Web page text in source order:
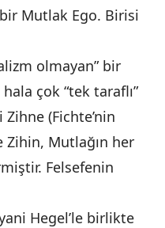
Mutlak Ego. Birisi
olmayan” bir
çok “tek taraflı”
(Fichte’nin
Zihin, Mutlağın her
Felsefenin
Hegel’le birlikte